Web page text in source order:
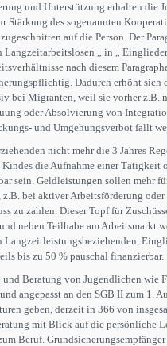
und Unterstützung erhalten die
Stärkung des sogenannten
auf die Person. Der
„ in „
nach diesem
Dadurch erhöht sich
bei Migranten, weil sie vorher z.B.
oder Absolvierung von
und Umgehungsverbot fällt
nicht mehr die 3 Jahres
Kindes die Aufnahme einer Tätigkeit
sein. Geldleistungen sollen mehr
z.B. bei aktiver Arbeitsförderung
zu zahlen. Dieser Topf für
neben Teilhabe am Arbeitsmarkt
bis zu 50 % pauschal finanzierbar.
und Beratung von Jugendlichen wie
angepasst an den SGB II zum 1.
geben, derzeit in 366 von
mit Blick auf die persönliche
Beruf.